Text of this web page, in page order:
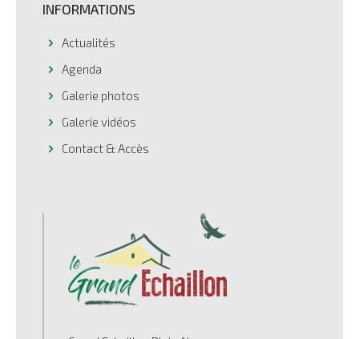
INFORMATIONS
Actualités
Agenda
Galerie photos
Galerie vidéos
Contact & Accès